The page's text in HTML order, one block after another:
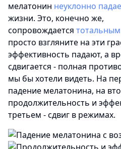
мелатонин неуклонно
жизни. Это, конечно же,
сопровождается
просто взгляните на эти
эффективность падают, а
сдвигается - полная
мы бы хотели видеть. На
падение мелатонина, на
продолжительность и
третьем - сдвиг в режимах.